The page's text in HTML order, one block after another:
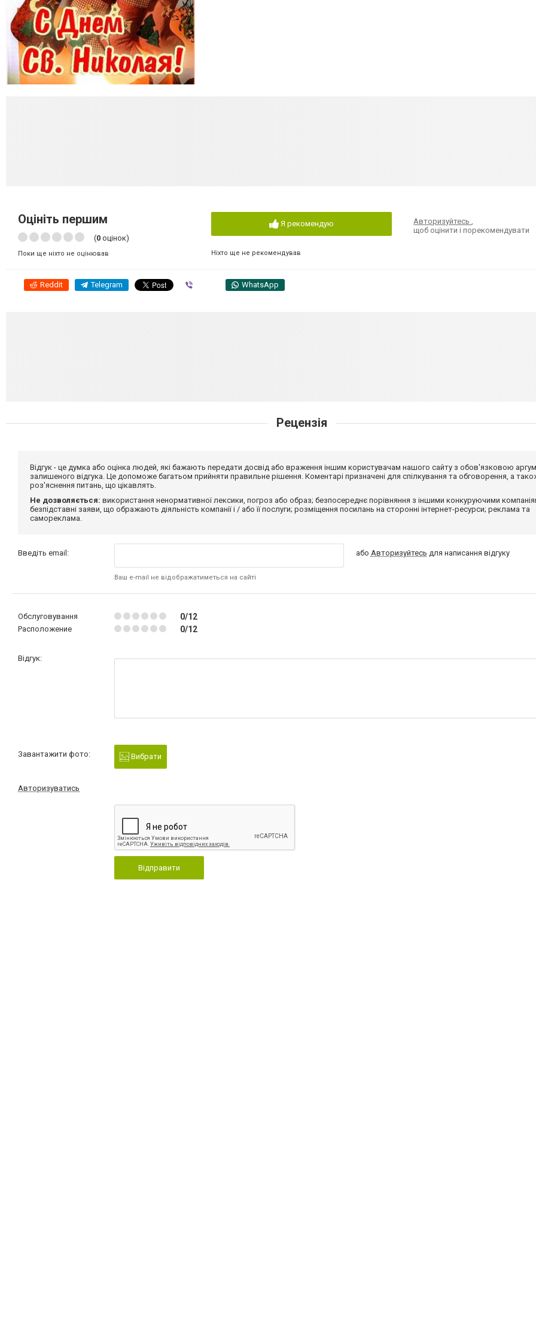
Оцініть першим
(0 оцінок)
Поки ще ніхто не оцінював
Я рекомендую
Ніхто ще не рекомендував
Авторизуйтесь
щоб оцінити і порекомендувати
Reddit Telegram WhatsApp
Рецензія
Відгук - це думка або оцінка людей, які бажають передати досвід або враження іншим користувачам нашого сайту з обов'язковою
залишеного відгука. Це допоможе багатьом прийняти правильне рішення. Коментарі призначені для спілкування та обговорення, а
роз'яснення питань, що цікавлять.
Не дозволяється: використання ненормативної лексики, погроз або образ; безпосереднє порівняння з іншими конкуруючими
безпідставні заяви, що ображають діяльність компанії і / або її послуги; розміщення посилань на сторонні інтернет-ресурси; реклама та
самореклама.
Введіть email:
Ваш e-mail не відображатиметься на сайті
або Авторизуйтесь для написання відгуку
Обслуговування 0/12
Расположение 0/12
Відгук:
Завантажити фото: Вибрати
Авторизуватись
Відправити